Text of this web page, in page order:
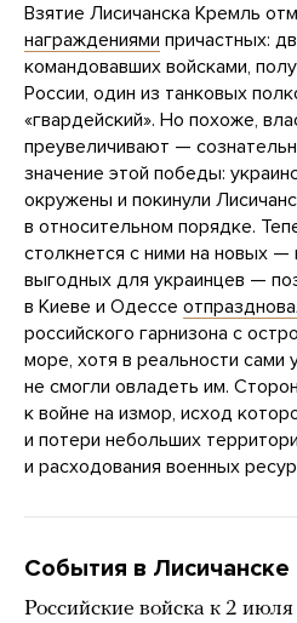
Взятие Лисичанска Кремль
награждениями причастных:
командовавших войсками,
России, один из танковых
«гвардейский». Но похоже,
преувеличивают —
значение этой победы:
окружены и покинули
в относительном порядке.
столкнется с ними на новых
выгодных для украинцев —
в Киеве и Одессе
российского гарнизона с
море, хотя в реальности сами
не смогли овладеть им.
к войне на измор, исход
и потери небольших
и расходования военных
События в Лисичанске
Российские войска к 2